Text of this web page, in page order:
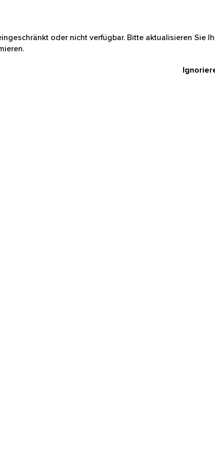
oder nicht verfügbar. Bitte aktualisieren Sie